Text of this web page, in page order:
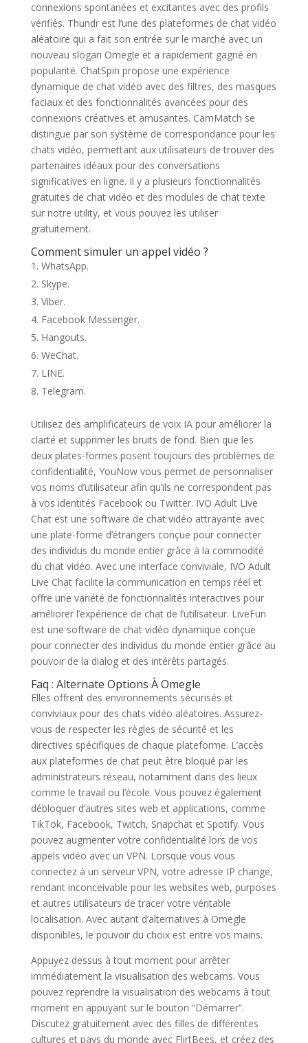
connexions spontanées et excitantes avec des profils
vérifiés. Thundr est l’une des plateformes de chat vidéo
aléatoire qui a fait son entrée sur le marché avec un
nouveau slogan Omegle et a rapidement gagné en
popularité. ChatSpin propose une expérience
dynamique de chat vidéo avec des filtres, des masques
faciaux et des fonctionnalités avancées pour des
connexions créatives et amusantes. CamMatch se
distingue par son système de correspondance pour les
chats vidéo, permettant aux utilisateurs de trouver des
partenaires idéaux pour des conversations
significatives en ligne. Il y a plusieurs fonctionnalités
gratuites de chat vidéo et des modules de chat texte
sur notre utility, et vous pouvez les utiliser
gratuitement.
Comment simuler un appel vidéo ?
WhatsApp.
Skype.
Viber.
Facebook Messenger.
Hangouts.
WeChat.
LINE.
Telegram.
Utilisez des amplificateurs de voix IA pour améliorer la
clarté et supprimer les bruits de fond. Bien que les
deux plates-formes posent toujours des problèmes de
confidentialité, YouNow vous permet de personnaliser
vos noms d’utilisateur afin qu’ils ne correspondent pas
à vos identités Facebook ou Twitter. IVO Adult Live
Chat est une software de chat vidéo attrayante avec
une plate-forme d’étrangers conçue pour connecter
des individus du monde entier grâce à la commodité
du chat vidéo. Avec une interface conviviale, IVO Adult
Live Chat facilite la communication en temps réel et
offre une variété de fonctionnalités interactives pour
améliorer l’expérience de chat de l’utilisateur. LiveFun
est une software de chat vidéo dynamique conçue
pour connecter des individus du monde entier grâce au
pouvoir de la dialog et des intérêts partagés.
Faq : Alternate Options À Omegle
Elles offrent des environnements sécurisés et
conviviaux pour des chats vidéo aléatoires. Assurez-
vous de respecter les règles de sécurité et les
directives spécifiques de chaque plateforme. L’accès
aux plateformes de chat peut être bloqué par les
administrateurs réseau, notamment dans des lieux
comme le travail ou l’école. Vous pouvez également
débloquer d’autres sites web et applications, comme
TikTok, Facebook, Twitch, Snapchat et Spotify. Vous
pouvez augmenter votre confidentialité lors de vos
appels vidéo avec un VPN. Lorsque vous vous
connectez à un serveur VPN, votre adresse IP change,
rendant inconceivable pour les websites web, purposes
et autres utilisateurs de tracer votre véritable
localisation. Avec autant d’alternatives à Omegle
disponibles, le pouvoir du choix est entre vos mains.
Appuyez dessus à tout moment pour arrêter
immédiatement la visualisation des webcams. Vous
pouvez reprendre la visualisation des webcams à tout
moment en appuyant sur le bouton “Démarrer”.
Discutez gratuitement avec des filles de différentes
cultures et pays du monde avec FlirtBees, et créez des